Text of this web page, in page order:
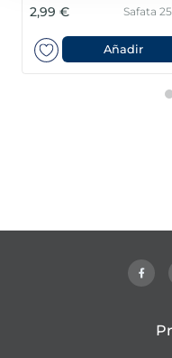
2,99 € Safata
Añadir